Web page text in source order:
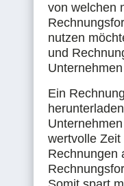
von welchen
nutzen
und
Ein
wertvolle
Rechnungen